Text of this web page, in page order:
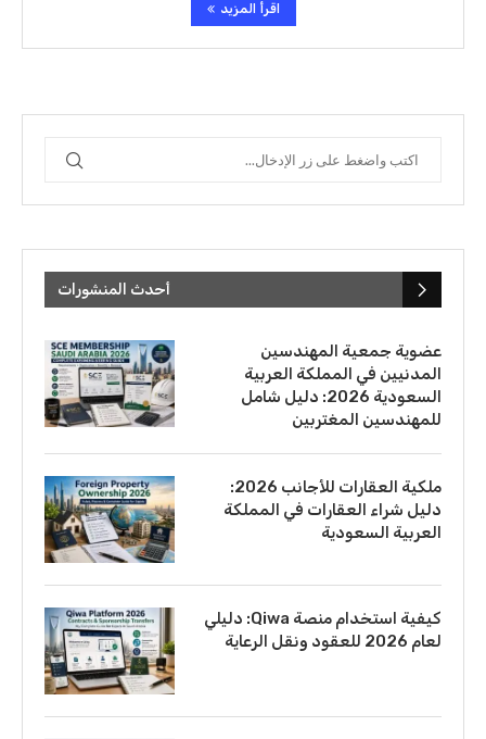
اقرأ المزيد
أحدث المنشورات
عضوية جمعية المهندسين
المدنيين في المملكة العربية
السعودية 2026: دليل شامل
للمهندسين المغتربين
ملكية العقارات للأجانب 2026:
دليل شراء العقارات في المملكة
العربية السعودية
كيفية استخدام منصة Qiwa: دليلي
لعام 2026 للعقود ونقل الرعاية